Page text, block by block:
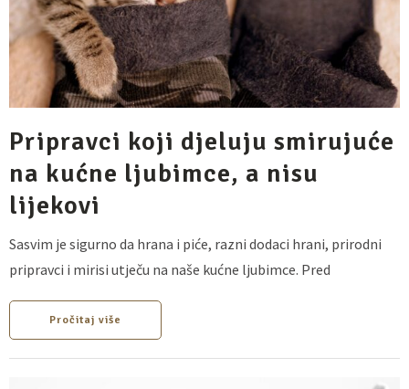
Pripravci koji djeluju smirujuće
na kućne ljubimce, a nisu
lijekovi
Sasvim je sigurno da hrana i piće, razni dodaci hrani, prirodni
pripravci i mirisi utječu na naše kućne ljubimce. Pred
Pročitaj više